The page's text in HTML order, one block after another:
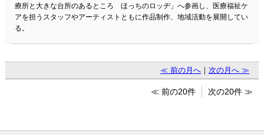
療所と大きな台所のあるところ ほっちのロッヂ」へ参画し、医療福祉ケ
アを担うスタッフやアーティストともに作品制作、地域活動を展開してい
る。
≪ 前の月へ ｜次の月へ ≫
≪ 前の20件 次の20件 ≫